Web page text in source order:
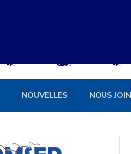
NOUVELLES NOUS